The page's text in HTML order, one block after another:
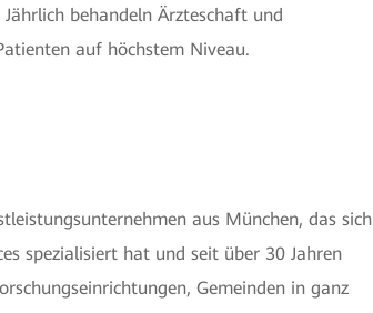
behandeln Ärzteschaft und
auf höchstem Niveau.
aus München, das sich
spezialisiert hat und seit über 30 Jahren
Gemeinden in ganz